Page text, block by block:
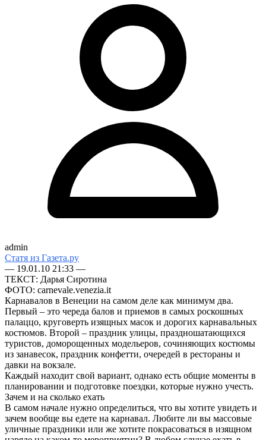
admin
Статя из Газета.ру
— 19.01.10 21:33 —
ТЕКСТ: Дарья Сиротина
ФОТО: carnevale.venezia.it
Карнавалов в Венеции на самом деле как минимум два.
Первый – это череда балов и приемов в самых роскошных
палаццо, круговерть изящных масок и дорогих карнавальных
костюмов. Второй – праздник улицы, праздношатающихся
туристов, доморощенных модельеров, сочиняющих костюмы
из занавесок, праздник конфетти, очередей в рестораны и
давки на вокзале.
Каждый находит свой вариант, однако есть общие моменты в
планировании и подготовке поездки, которые нужно учесть.
Зачем и на сколько ехать
В самом начале нужно определиться, что вы хотите увидеть и
зачем вообще вы едете на карнавал. Любите ли вы массовые
уличные праздники или же хотите покрасоваться в изящном